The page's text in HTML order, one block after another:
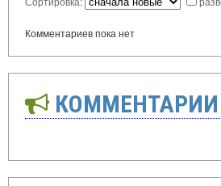
Комментариев пока нет
КОММЕНТАРИИ